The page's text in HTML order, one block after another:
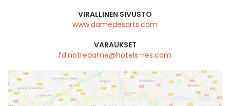
VIRALLINEN SIVUSTO
www.damedesarts.com
VARAUKSET
fd.notredame@hotels-res.com